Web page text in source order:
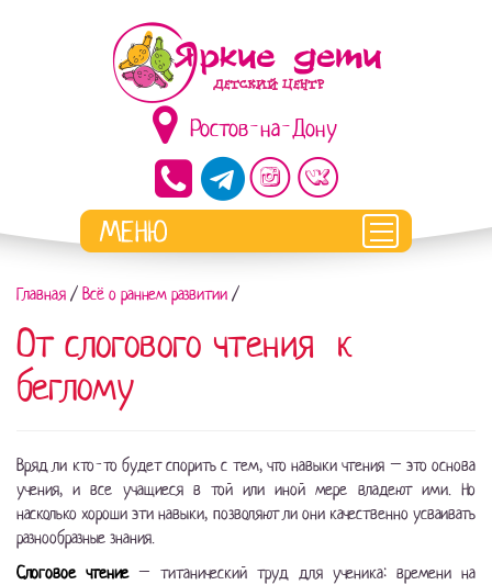
Ростов-на-Дону
Главная / Всё о раннем развитии /
От слогового чтения к
беглому
Вряд ли кто-то будет спорить с тем, что навыки чтения – это основа
учения, и все учащиеся в той или иной мере владеют ими. Но
насколько хороши эти навыки, позволяют ли они качественно усваивать
разнообразные знания.
Слоговое чтение – титанический труд для ученика: времени на